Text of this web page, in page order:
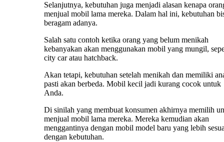
Selanjutnya, kebutuhan juga menjadi alasan kenapa
menjual mobil lama mereka. Dalam hal ini, kebutuhan
beragam adanya.
Salah satu contoh ketika orang yang belum menikah
kebanyakan akan menggunakan mobil yang mungil,
city car atau hatchback.
Akan tetapi, kebutuhan setelah menikah dan memiliki
pasti akan berbeda. Mobil kecil jadi kurang cocok untuk
Anda.
Di sinilah yang membuat konsumen akhirnya memilih
menjual mobil lama mereka. Mereka kemudian akan
menggantinya dengan mobil model baru yang lebih
dengan kebutuhan.